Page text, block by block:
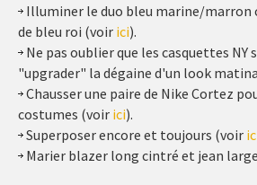
Illuminer le duo bleu marine/marron
de bleu roi (voir ici).
Ne pas oublier que les casquettes NY
"upgrader" la dégaine d'un look
Chausser une paire de Nike Cortez
costumes (voir ici).
Superposer encore et toujours (voir
Marier blazer long cintré et jean